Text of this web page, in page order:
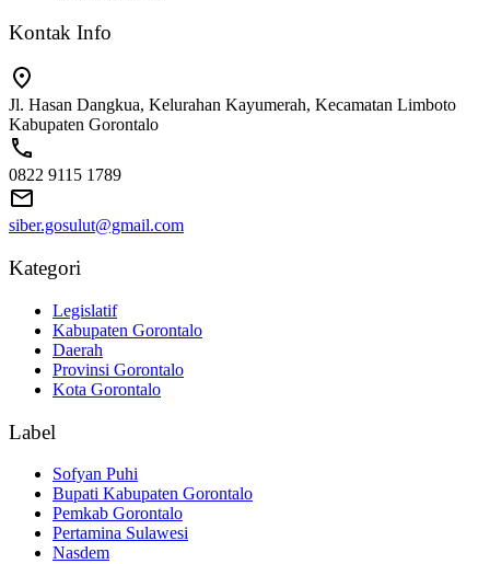
Kontak Info
Jl. Hasan Dangkua, Kelurahan Kayumerah, Kecamatan Limboto
Kabupaten Gorontalo
0822 9115 1789
siber.gosulut@gmail.com
Kategori
Legislatif
Kabupaten Gorontalo
Daerah
Provinsi Gorontalo
Kota Gorontalo
Label
Sofyan Puhi
Bupati Kabupaten Gorontalo
Pemkab Gorontalo
Pertamina Sulawesi
Nasdem